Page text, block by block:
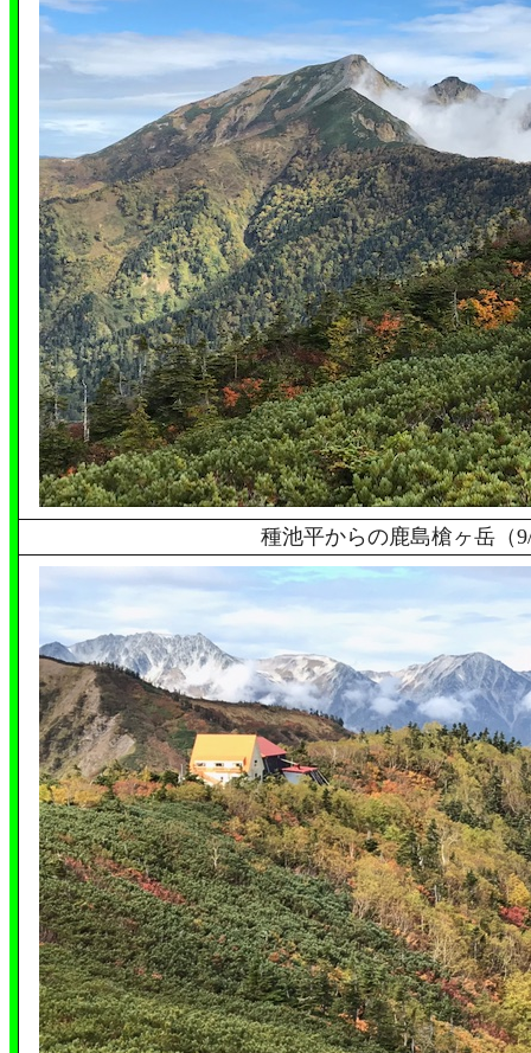
種池平からの鹿島槍ヶ岳（